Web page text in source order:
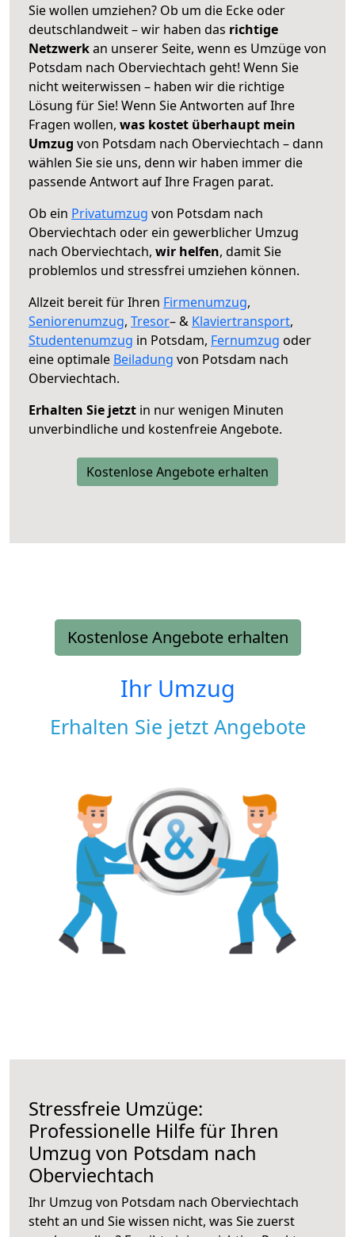
Sie wollen umziehen? Ob um die Ecke oder
deutschlandweit – wir haben das richtige
Netzwerkan unserer Seite, wenn es Umzüge von
Potsdam nach Oberviechtach geht! Wenn Sie
nicht weiterwissen – haben wir die richtige
Lösung für Sie! Wenn Sie Antworten auf Ihre
Fragen wollen, was kostet überhaupt mein
Umzug von Potsdam nach Oberviechtach – dann
wählen Sie sie uns, denn wir haben immer die
passende Antwort auf Ihre Fragen parat.
Ob ein Privatumzug von Potsdam nach
Oberviechtach oder ein gewerblicher Umzug
nach Oberviechtach, wir helfen, damit Sie
problemlos und stressfrei umziehen können.
Allzeit bereit für Ihren Firmenumzug,
Seniorenumzug, Tresor– & Klaviertransport,
Studentenumzug in Potsdam, Fernumzug oder
eine optimale Beiladung von Potsdam nach
Oberviechtach.
Erhalten Sie jetzt in nur wenigen Minuten
unverbindliche und kostenfreie Angebote.
Kostenlose Angebote erhalten
Kostenlose Angebote erhalten
Ihr Umzug
Erhalten Sie jetzt Angebote
Stressfreie Umzüge:
Professionelle Hilfe für Ihren
Umzug von Potsdam nach
Oberviechtach
Ihr Umzug von Potsdam nach Oberviechtach
steht an und Sie wissen nicht, was Sie zuerst